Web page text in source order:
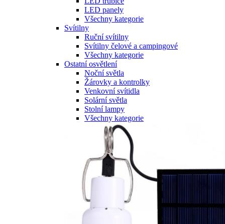
LED panely
Všechny kategorie
Svítilny
Ruční svítilny
Svítilny čelové a campingové
Všechny kategorie
Ostatní osvětlení
Noční světla
Žárovky a kontrolky
Venkovní svítidla
Solární světla
Stolní lampy
Všechny kategorie